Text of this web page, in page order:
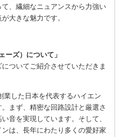
、繊細なニュアンスから力強い
大きな魅力です。
ーズ）について」
ついてご紹介させていただきま
業した日本を代表するハイエン
まず、精密な回路設計と厳選さ
音を実現しています。そして、
は、長年にわたり多くの愛好家